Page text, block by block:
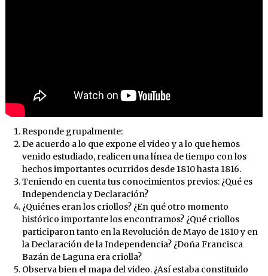
Responde grupalmente:
De acuerdo a lo que expone el video y a lo que hemos
venido estudiado, realicen una línea de tiempo con los
hechos importantes ocurridos desde 1810 hasta 1816.
Teniendo en cuenta tus conocimientos previos: ¿Qué es
Independencia y Declaración?
¿Quiénes eran los criollos? ¿En qué otro momento
histórico importante los encontramos? ¿Qué criollos
participaron tanto en la Revolución de Mayo de 1810 y en
la Declaración de la Independencia? ¿Doña Francisca
Bazán de Laguna era criolla?
Observa bien el mapa del video. ¿Así estaba constituido